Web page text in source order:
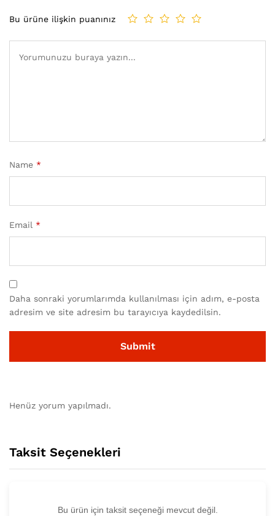
Bu ürüne ilişkin puanınız
Name *
Email *
Daha sonraki yorumlarımda kullanılması için adım, e-posta
adresim ve site adresim bu tarayıcıya kaydedilsin.
Henüz yorum yapılmadı.
Taksit Seçenekleri
Bu ürün için taksit seçeneği mevcut değil.